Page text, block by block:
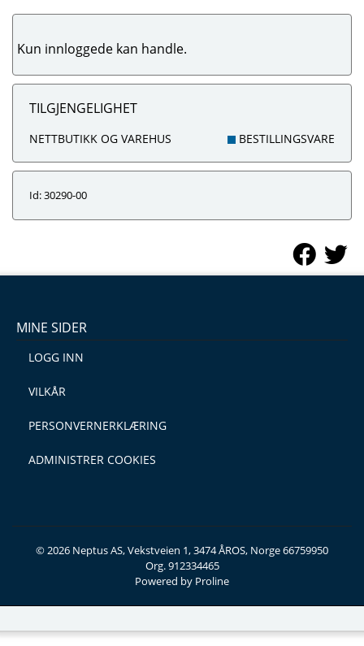
Kun innloggede kan handle.
TILGJENGELIGHET
NETTBUTIKK OG VAREHUS BESTILLINGSVARE
Id: 30290-00
MINE SIDER
LOGG INN
VILKÅR
PERSONVERNERKLÆRING
ADMINISTRER COOKIES
© 2026 Neptus AS, Vekstveien 1, 3474 ÅROS, Norge 66759950
Org. 912334465
Powered by Proline